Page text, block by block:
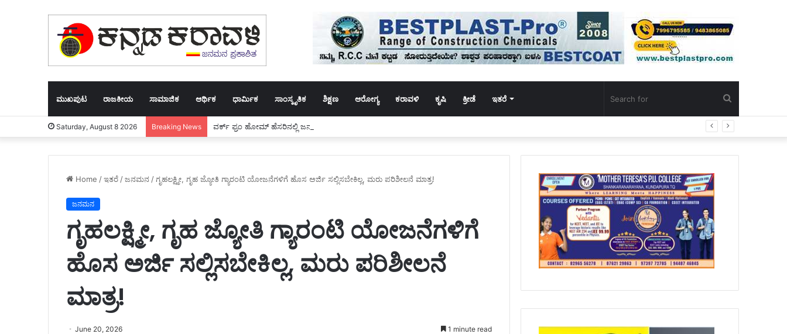
ಮುಖಪುಟ ರಾಜಕೀಯ ಸಾಮಾಜಿಕ ಆರ್ಥಿಕ ಧಾರ್ಮಿಕ ಸಾಂಸ್ಕೃತಿಕ ಶಿಕ್ಷಣ ಆರೋಗ್ಯ ಕರಾವಳಿ ಕೃಷಿ ಕ್ರೀಡೆ ಇತರೆ
for
Saturday, August 8 2026 Breaking News ವರ್ಕ್ ಫ್ರಂ ಹೋಮ್ ಹೆಸರಿನಲ್ಲಿ ಜನರಿಗೆ ಕೋಟ್ಯಾಂತರ ರೂ. ವಂಚನೆ :ಖತರ್ನಾಕ್ ದಂಪತಿ ಅರೆಸ್ಟ್
Home / ಇತರೆ / ಜನಮನ / ಗೃಹಲಕ್ಷ್ಮೀ, ಗೃಹ ಜ್ಯೋತಿ ಗ್ಯಾರಂಟಿ ಯೋಜನೆಗಳಿಗೆ ಹೊಸ ಅರ್ಜಿ ಸಲ್ಲಿಸಬೇಕಿಲ್ಲ, ಮರು ಪರಿಶೀಲನೆ ಮಾತ್ರ!
ಜನಮನ
ಗೃಹಲಕ್ಷ್ಮೀ, ಗೃಹ ಜ್ಯೋತಿ ಗ್ಯಾರಂಟಿ ಯೋಜನೆಗಳಿಗೆ
ಹೊಸ ಅರ್ಜಿ ಸಲ್ಲಿಸಬೇಕಿಲ್ಲ, ಮರು ಪರಿಶೀಲನೆ
ಮಾತ್ರ!
June 20, 2026 1 minute read